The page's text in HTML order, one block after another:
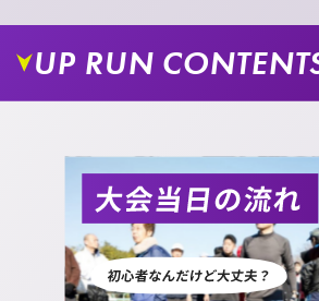
UP RUN